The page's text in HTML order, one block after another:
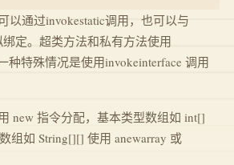
以通过invokestatic调用，也可以与
定。超类方法和私有方法使用
种特殊情况是使用invokeinterface 调用
new 指令分配，基本类型数组如 int[]
组如 String[][] 使用 anewarray 或